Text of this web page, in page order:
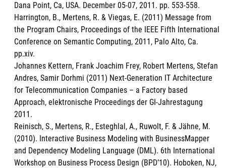
Dana Point, Ca, USA. December 05-07, 2011. pp. 553-558.
Harrington, B., Mertens, R. & Viegas, E. (2011) Message from
the Program Chairs, Proceedings of the IEEE Fifth International
Conference on Semantic Computing, 2011, Palo Alto, Ca.
pp.xiv.
Johannes Kettern, Frank Joachim Frey, Robert Mertens, Stefan
Andres, Samir Dorhmi (2011) Next-Generation IT Architecture
for Telecommunication Companies – a Factory based
Approach, elektronische Proceedings der GI-Jahrestagung
2011.
Reinisch, S., Mertens, R., Esteghlal, A., Ruwolt, F. & Jähne, M.
(2010). Interactive Business Modeling with BusinessMapper
and Dependency Modeling Language (DML). 6th International
Workshop on Business Process Design (BPD’10). Hoboken, NJ,